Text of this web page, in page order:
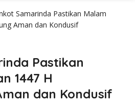
Samarinda Pastikan Malam
Aman dan Kondusif
Pastikan
1447 H
dan Kondusif